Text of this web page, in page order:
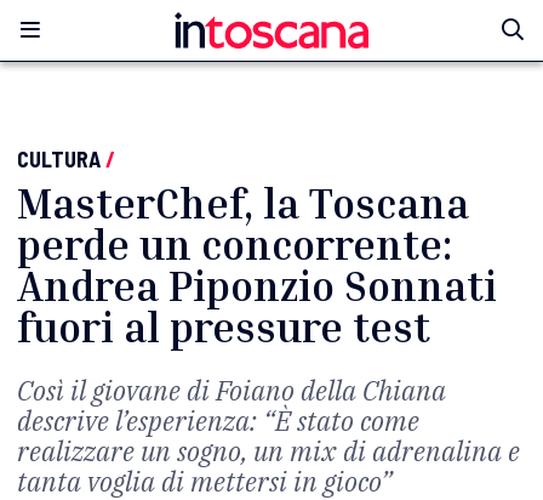
CULTURA/
MasterChef, la Toscana
perde un concorrente:
Andrea Piponzio Sonnati
fuori al pressure test
Così il giovane di Foiano della Chiana
descrive l’esperienza: “È stato come
realizzare un sogno, un mix di adrenalina e
tanta voglia di mettersi in gioco”